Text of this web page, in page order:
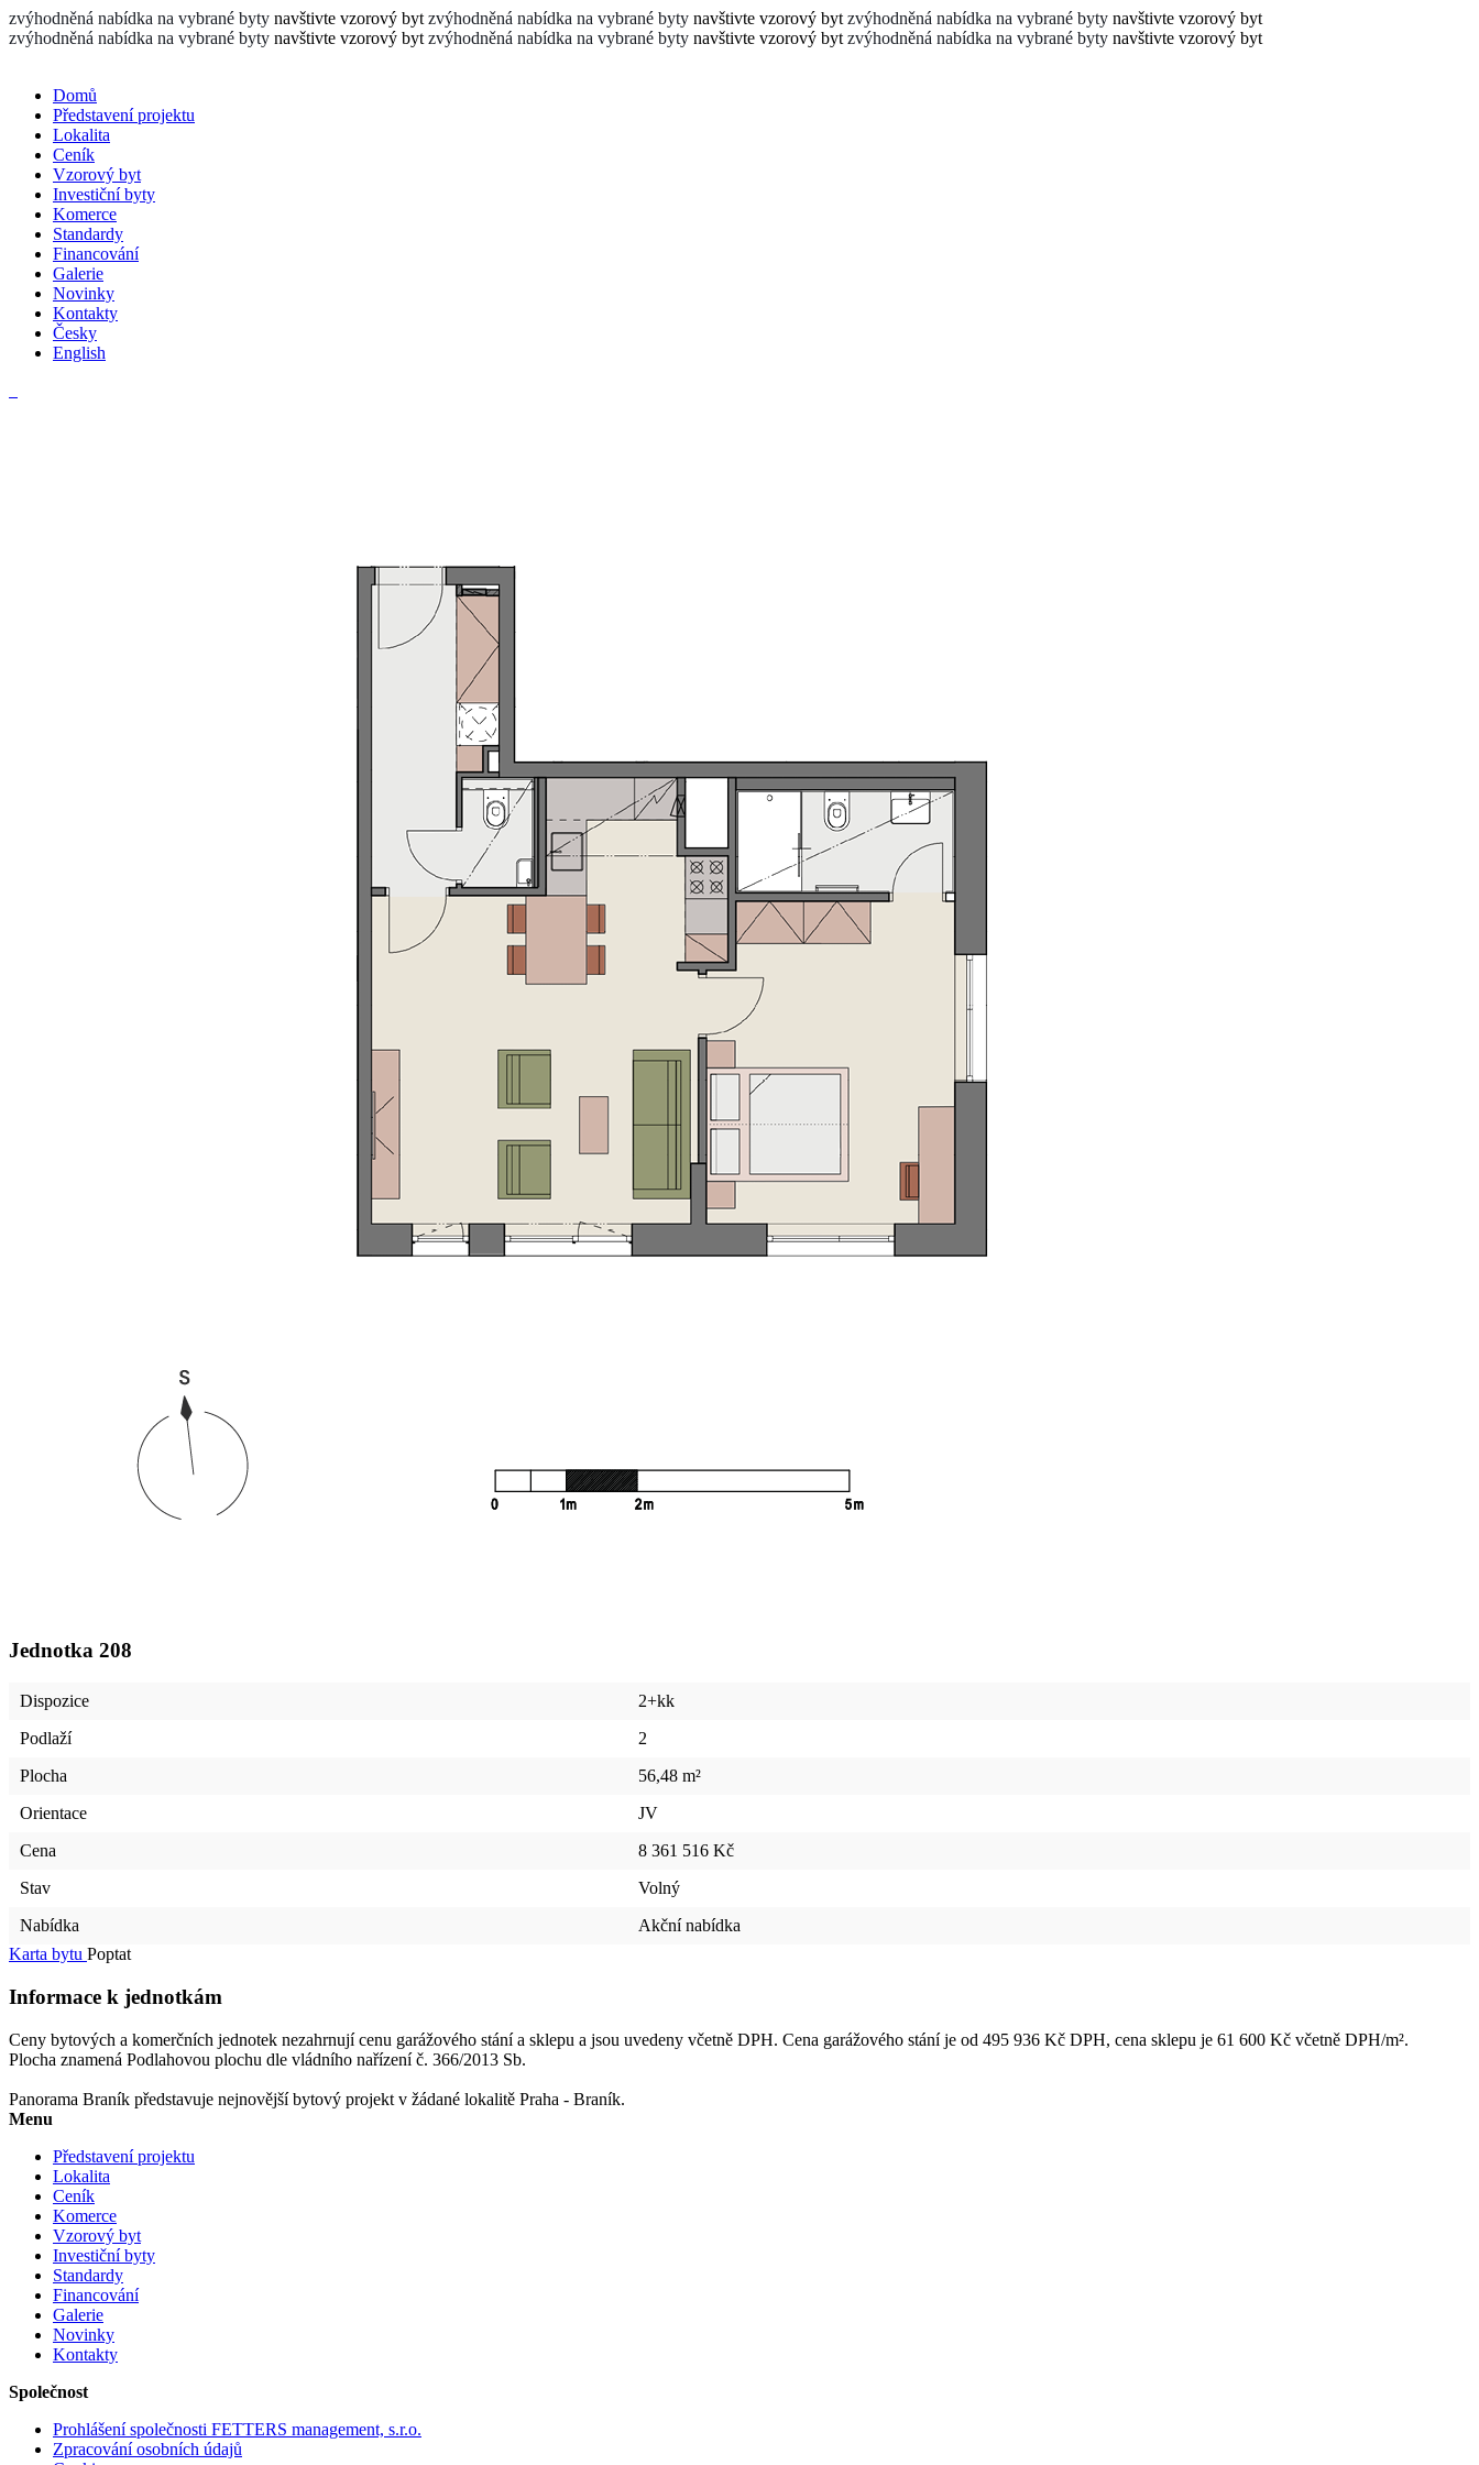
zvýhodněná nabídka na vybrané byty navštivte vzorový byt zvýhodněná nabídka na vybrané byty navštivte vzorový byt zvýhodněná nabídka na vybrané byty navštivte vzorový byt
zvýhodněná nabídka na vybrané byty navštivte vzorový byt zvýhodněná nabídka na vybrané byty navštivte vzorový byt zvýhodněná nabídka na vybrané byty navštivte vzorový byt
Domů
Představení projektu
Lokalita
Ceník
Vzorový byt
Investiční byty
Komerce
Standardy
Financování
Galerie
Novinky
Kontakty
Česky
English
Jednotka 208
Dispozice
2+kk
Podlaží
2
Plocha
56,48 m²
Orientace
JV
Cena
8 361 516 Kč
Stav
Volný
Nabídka
Akční nabídka
Karta bytu Poptat
Informace k jednotkám
Ceny bytových a komerčních jednotek nezahrnují cenu garážového stání a sklepu a jsou uvedeny včetně DPH. Cena garážového stání je od 495 936 Kč DPH, cena sklepu je 61 600 Kč včetně DPH/m².
Plocha znamená Podlahovou plochu dle vládního nařízení č. 366/2013 Sb.
Panorama Braník představuje nejnovější bytový projekt v žádané lokalitě Praha - Braník.
Menu
Představení projektu
Lokalita
Ceník
Komerce
Vzorový byt
Investiční byty
Standardy
Financování
Galerie
Novinky
Kontakty
Společnost
Prohlášení společnosti FETTERS management, s.r.o.
Zpracování osobních údajů